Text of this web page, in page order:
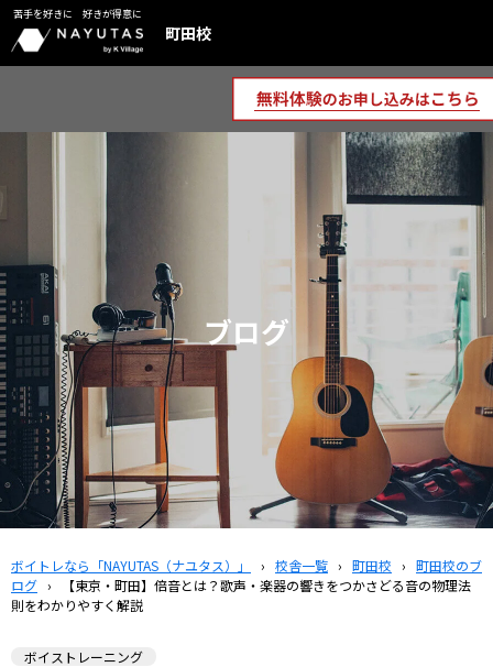
苦手を好きに 好きが得意に
町田校
ブログ
ボイトレなら「NAYUTAS（ナユタス）」 › 校舎一覧 › 町田校 › 町田校のブ
ログ ›
【東京・町田】倍音とは？歌声・楽器の響きをつかさどる音の物理法
則をわかりやすく解説
ボイストレーニング